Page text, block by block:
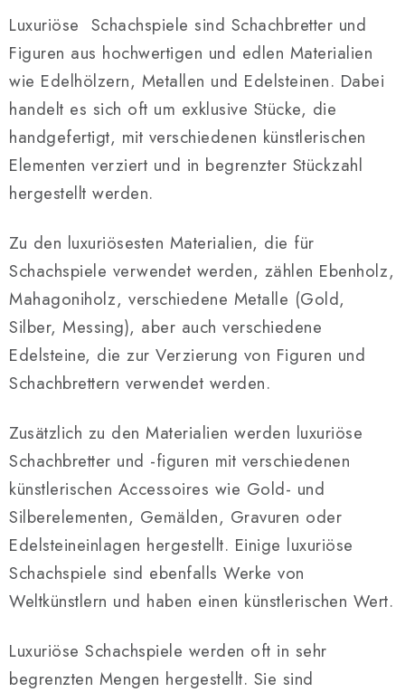
t
e
u
e
r
e
l
e
m
n
t
e
d
e
r
L
s
t
e
Luxuriöse Schachspiele sind Schachbretter und
Figuren aus hochwertigen und edlen Materialien
wie Edelhölzern, Metallen und Edelsteinen. Dabei
handelt es sich oft um exklusive Stücke, die
handgefertigt, mit verschiedenen künstlerischen
Elementen verziert und in begrenzter Stückzahl
hergestellt werden.
Zu den luxuriösesten Materialien, die für
Schachspiele verwendet werden, zählen Ebenholz,
Mahagoniholz, verschiedene Metalle (Gold,
Silber, Messing), aber auch verschiedene
Edelsteine, die zur Verzierung von Figuren und
Schachbrettern verwendet werden.
Zusätzlich zu den Materialien werden luxuriöse
Schachbretter und -figuren mit verschiedenen
künstlerischen Accessoires wie Gold- und
Silberelementen, Gemälden, Gravuren oder
Edelsteineinlagen hergestellt. Einige luxuriöse
Schachspiele sind ebenfalls Werke von
Weltkünstlern und haben einen künstlerischen Wert.
Luxuriöse Schachspiele werden oft in sehr
begrenzten Mengen hergestellt. Sie sind